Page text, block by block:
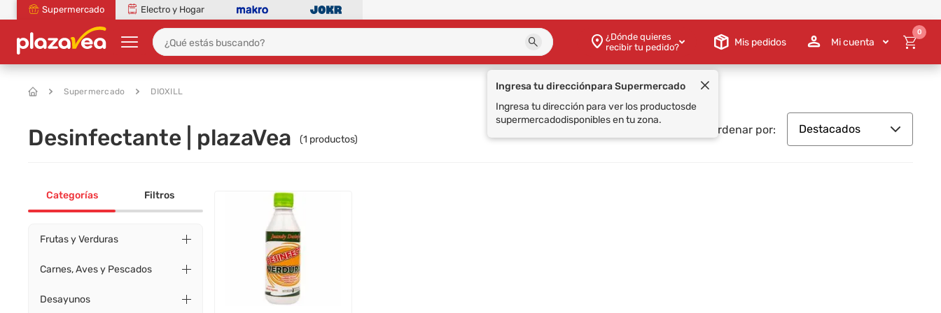
Supermercado Electro y Hogar
¿Dónde quieres
recibir tu pedido?
Mis pedidos Mi cuenta
0
Ingresa tu direcciónpara Supermercado
Ingresa tu dirección para ver los productosde
supermercadodisponibles en tu zona.
Supermercado DIOXILL
Desinfectante | plazaVea (1 productos)
Ordenar por: Destacados
Categorías Filtros
Frutas y Verduras
Carnes, Aves y Pescados
Desayunos